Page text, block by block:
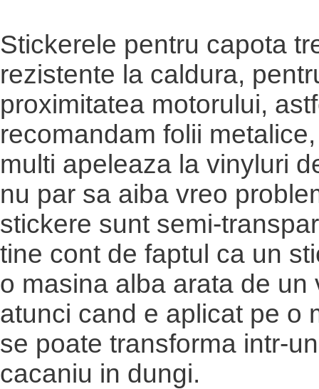
Stickerele pentru capota
rezistente la caldura,
proximitatea motorului,
recomandam folii
multi apeleaza la vinyluri
nu par sa aiba vreo
stickere sunt semi-
tine cont de faptul ca un
o masina alba arata de un
atunci cand e aplicat pe o
se poate transforma intr-
cacaniu in dungi.